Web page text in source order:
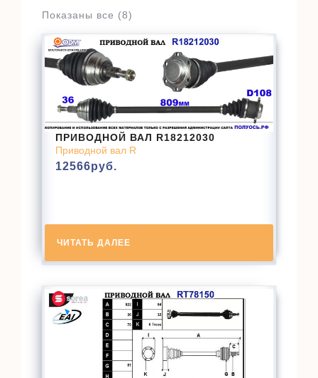
Показаны все (8)
ПРИВОДНОЙ ВАЛ R18212030
Приводной вал R
12566руб.
ЧИТАТЬ ДАЛЕЕ